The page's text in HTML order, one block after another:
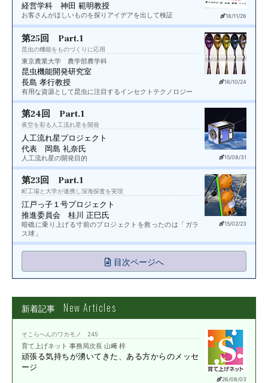
18/11/26
経営学科 神田 範明教授
お客さんがほしいものを探りアイデアを出して検証
16/10/24
第25回 Part.1
昆虫の機能をものづくりに応用
東京農業大学 農学部農学科
昆虫機能開発研究室
長島 孝行教授
有用な資源として昆虫に注目するインセクトテクノロジー
15/08/31
第24回 Part.1
夜空を彩る人工流れ星を開発
人工流れ星プロジェクト
代表 岡島 礼奈氏
人工流れ星の開発目的
15/02/23
第23回 Part.1
町工場と大学が連携し深海探査を実現
江戸っ子１号プロジェクト
推進委員会 桂川 正巳氏
暗礁に乗り上げる寸前のプロジェクトを救ったのは「ガラ
ス球」
目次ページへ
新着記事 New Articles
26/08/03
そこらへんのワカモノ 245
育て上げネット 事務局次長 山﨑 梓
頑張る気持ちが湧いてきた、 ある方からのメッセ
ージ